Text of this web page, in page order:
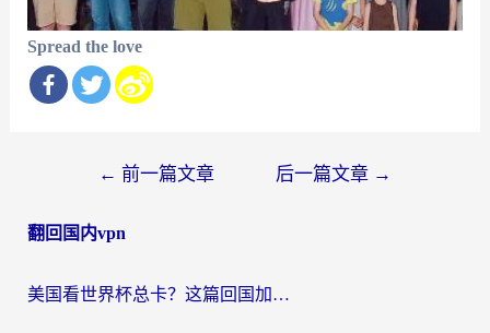
Spread the love
导
← 前一篇文章 后一篇文章 →
翻回国内vpn
美国看世界杯总卡？这篇回国加速器指南帮你无缝刷国内资源（附苹果手机VPN设置步骤）